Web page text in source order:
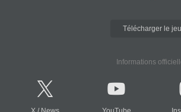
Télécharger le jeu
Informations